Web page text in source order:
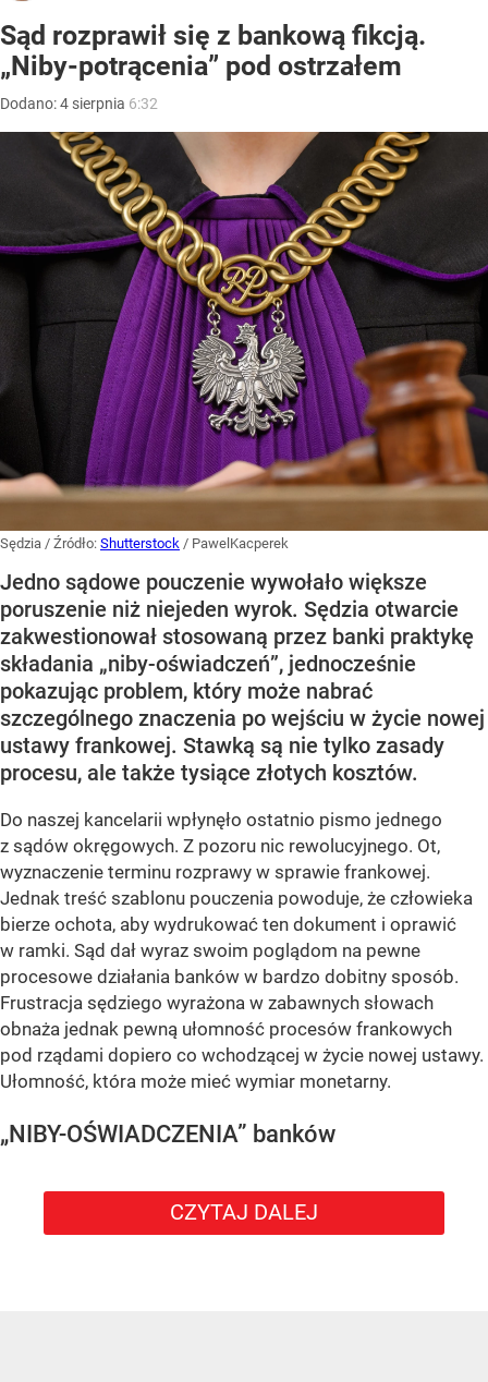
Sąd rozprawił się z bankową fikcją.
„Niby-potrącenia” pod ostrzałem
Dodano:4 sierpnia 6:32
Sędzia / Źródło: Shutterstock / PawelKacperek
Jedno sądowe pouczenie wywołało większe
poruszenie niż niejeden wyrok. Sędzia otwarcie
zakwestionował stosowaną przez banki praktykę
składania „niby-oświadczeń”, jednocześnie
pokazując problem, który może nabrać
szczególnego znaczenia po wejściu w życie nowej
ustawy frankowej. Stawką są nie tylko zasady
procesu, ale także tysiące złotych kosztów.
Do naszej kancelarii wpłynęło ostatnio pismo jednego
z sądów okręgowych. Z pozoru nic rewolucyjnego. Ot,
wyznaczenie terminu rozprawy w sprawie frankowej.
Jednak treść szablonu pouczenia powoduje, że człowieka
bierze ochota, aby wydrukować ten dokument i oprawić
w ramki. Sąd dał wyraz swoim poglądom na pewne
procesowe działania banków w bardzo dobitny sposób.
Frustracja sędziego wyrażona w zabawnych słowach
obnaża jednak pewną ułomność procesów frankowych
pod rządami dopiero co wchodzącej w życie nowej ustawy.
Ułomność, która może mieć wymiar monetarny.
„NIBY-OŚWIADCZENIA” banków
CZYTAJ DALEJ